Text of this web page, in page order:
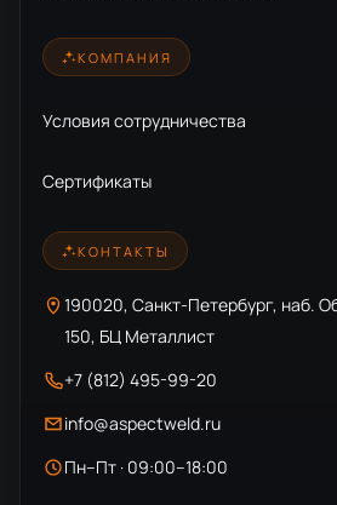
КОМПАНИЯ
Условия сотрудничества
Сертификаты
КОНТАКТЫ
190020, Санкт-Петербург, наб.
150, БЦ Металлист
+7 (812) 495-99-20
info@aspectweld.ru
Пн–Пт · 09:00–18:00